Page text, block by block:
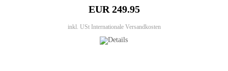
EUR 249.95
inkl. USt Internationale Versandkosten